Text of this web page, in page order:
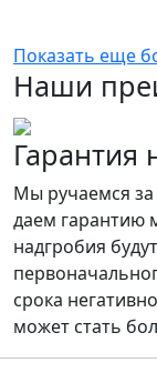
Показать еще
Наши
Гарантия
Мы ручаемся
даем гарантию
надгробия
срока
может стать